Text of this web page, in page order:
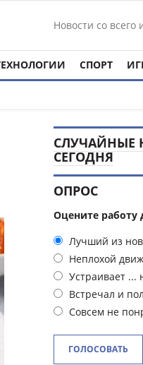
Новости со всего
СПОРТ
СЛУЧАЙНЫЕ
СЕГОДНЯ
ОПРОС
Оцените работу
Лучший из
Неплохой
Устраивает ...
Встречал и
Совсем не
ГОЛОСОВАТЬ